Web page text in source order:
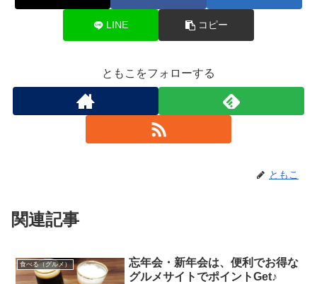
LINE コピー
ともこをフォローする
ともこ
関連記事
食べる（グルメ）
忘年会・新年会は、便利でお得な
グルメサイトでポイントGet♪